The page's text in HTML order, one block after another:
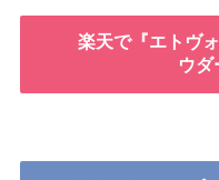
楽天で『エトヴ
ウ